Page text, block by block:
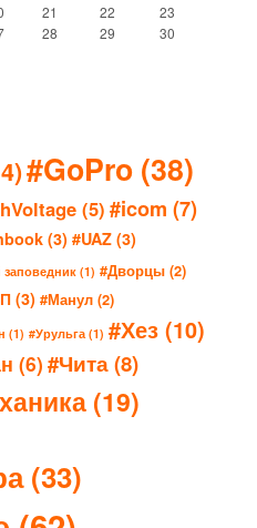
21 22
23
28 29
30
#GoPro (38)
(5) #icom (7)
(3) #UAZ (3)
заповедник (1) #Дворцы (2)
(3) #Манул (2)
(1) #Урульга (1) #Хез (10)
(6) #Чита(8)
(19)
(33)